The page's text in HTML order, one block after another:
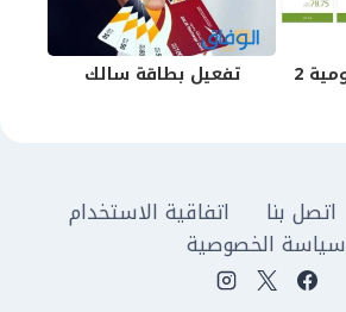
خدمة اتصالات اليومية 2
تفعيل بطاقة سالك
اتصل بنا
اتفاقية الاستخدام
سياسة الخصوصية